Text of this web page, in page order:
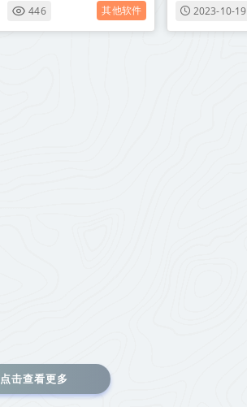
446 其他软件 2023-10-19
点击查看更多